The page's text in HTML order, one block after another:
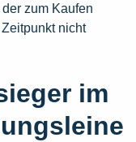
zum Kaufen
nicht
im